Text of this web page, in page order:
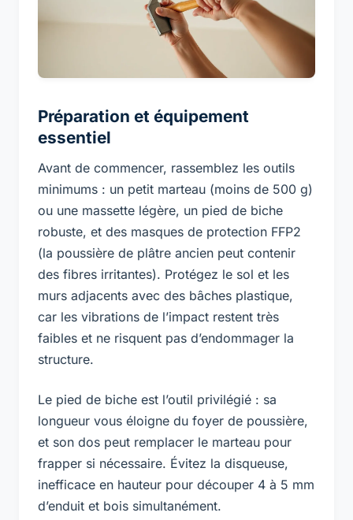
Préparation et équipement
essentiel
Avant de commencer, rassemblez les outils
minimums : un petit marteau (moins de 500 g)
ou une massette légère, un pied de biche
robuste, et des masques de protection FFP2
(la poussière de plâtre ancien peut contenir
des fibres irritantes). Protégez le sol et les
murs adjacents avec des bâches plastique,
car les vibrations de l’impact restent très
faibles et ne risquent pas d’endommager la
structure.
Le pied de biche est l’outil privilégié : sa
longueur vous éloigne du foyer de poussière,
et son dos peut remplacer le marteau pour
frapper si nécessaire. Évitez la disqueuse,
inefficace en hauteur pour découper 4 à 5 mm
d’enduit et bois simultanément.